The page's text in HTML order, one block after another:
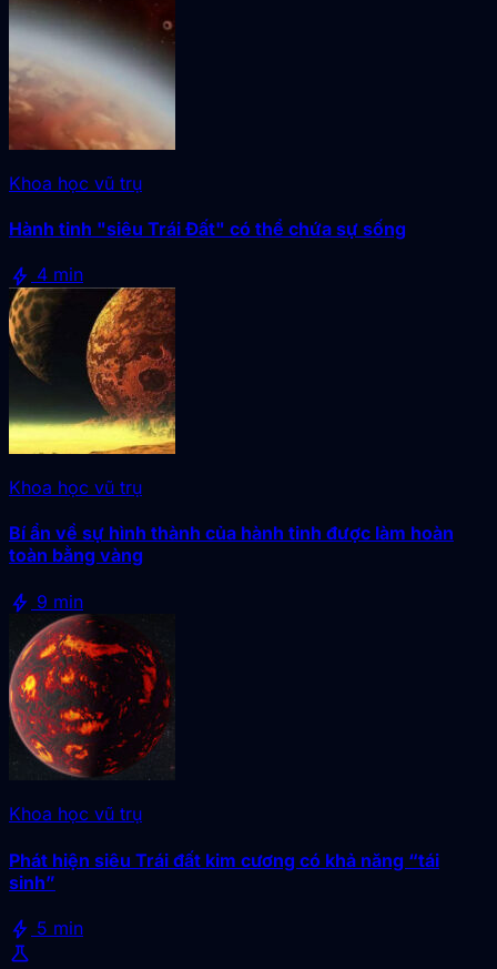
Khoa học vũ trụ
Hành tinh "siêu Trái Đất" có thể chứa sự sống
bolt 4 min
Khoa học vũ trụ
Bí ẩn về sự hình thành của hành tinh được làm hoàn
toàn bằng vàng
bolt 9 min
Khoa học vũ trụ
Phát hiện siêu Trái đất kim cương có khả năng “tái
sinh”
bolt 5 min
science